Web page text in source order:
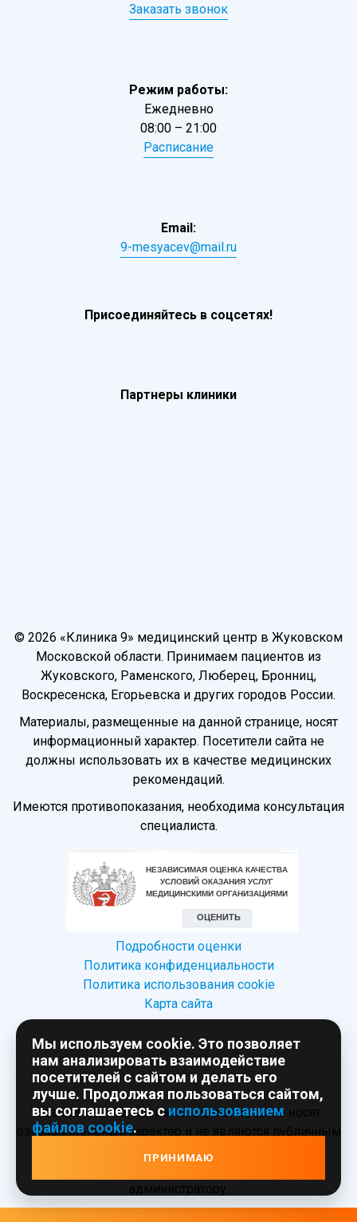
Заказать звонок
Режим работы:
Ежедневно
08:00 – 21:00
Расписание
Email:
9-mesyacev@mail.ru
Присоединяйтесь в соцсетях!
Партнеры клиники
© 2026 «Клиника 9» медицинский центр в Жуковском
Московской области. Принимаем пациентов из
Жуковского, Раменского, Люберец, Бронниц,
Воскресенска, Егорьевска и других городов России.
Материалы, размещенные на данной странице, носят
информационный характер. Посетители сайта не
должны использовать их в качестве медицинских
рекомендаций.
Имеются противопоказания, необходима консультация
специалиста.
Подробности оценки
Политика конфиденциальности
Политика использования сookie
Карта сайта
Уважаемые пользователи, цены на сайте носят
ознакомительный характер и не являются публичным
администратору.
Мы используем cookie. Это позволяет
нам анализировать взаимодействие
посетителей с сайтом и делать его
лучше. Продолжая пользоваться сайтом,
вы соглашаетесь сиспользованием
файлов cookie.
ПРИНИМАЮ